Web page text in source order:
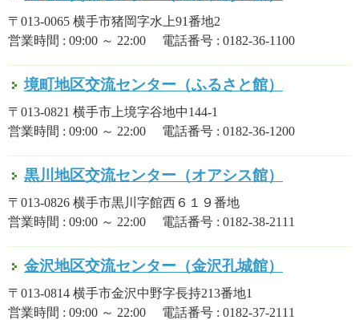
〒013-0065 横手市猪岡字水上91番地2
営業時間 : 09:00 ～ 22:00 電話番号 : 0182-36-1100
境町地区交流センター（ふるさと館）
〒013-0821 横手市上境字谷地中144-1
営業時間 : 09:00 ～ 22:00 電話番号 : 0182-36-1200
黒川地区交流センター（オアシス館）
〒013-0826 横手市黒川字館西６１９番地
営業時間 : 09:00 ～ 22:00 電話番号 : 0182-38-2111
金沢地区交流センター（金沢孔城館）
〒013-0814 横手市金沢中野字長持213番地1
営業時間 : 09:00 ～ 22:00 電話番号 : 0182-37-2111